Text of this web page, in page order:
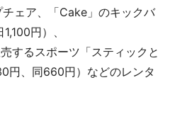
ェア、「Cake」のキックバ
円）、
するスポーツ「スティックと
円、同660円）などのレンタ